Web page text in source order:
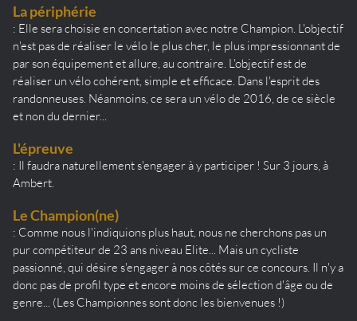
La périphérie
: Elle sera choisie en concertation avec notre Champion. L'objectif
n'est pas de réaliser le vélo le plus cher, le plus impressionnant de
par son équipement et allure, au contraire. L'objectif est de
réaliser un vélo cohérent, simple et efficace. Dans l'esprit des
randonneuses. Néanmoins, ce sera un vélo de 2016, de ce siècle
et non du dernier...
L'épreuve
: Il faudra naturellement s'engager à y participer ! Sur 3 jours, à
Ambert.
Le Champion(ne)
: Comme nous l'indiquions plus haut, nous ne cherchons pas un
pur compétiteur de 23 ans niveau Elite... Mais un cycliste
passionné, qui désire s'engager à nos côtés sur ce concours. Il n'y a
donc pas de profil type et encore moins de sélection d'âge ou de
genre... (Les Championnes sont donc les bienvenues !)